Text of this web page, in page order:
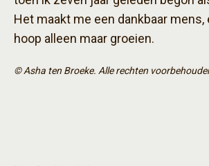
Het maakt me een dankbaar mens,
hoop alleen maar groeien.
© Asha ten Broeke. Alle rechten